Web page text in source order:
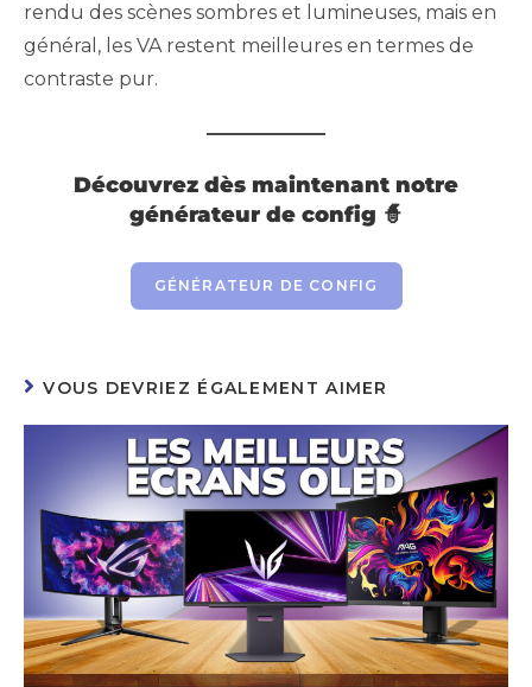
rendu des scènes sombres et lumineuses, mais en
général, les VA restent meilleures en termes de
contraste pur.
Découvrez dès maintenant notre
générateur de config 🧙
GÉNÉRATEUR DE CONFIG
VOUS DEVRIEZ ÉGALEMENT AIMER